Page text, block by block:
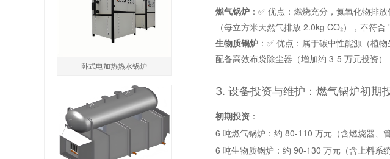
燃气锅炉 ：✅ 优点：燃烧充分，氮氧化物排
（每立方米天然气排放 2.0kg CO₂），不符合
生物质锅炉 ：✅ 优点：属于碳中性能源（植
配备高效布袋除尘器（增加约 3-5 万元投资）
3. 设备投资与维护：燃气锅炉初期
初期投资 ：
6 吨燃气锅炉：约 80-110 万元（含燃烧器、管
6 吨生物质锅炉：约 90-130 万元（含上料系
卧式电加热热水锅炉